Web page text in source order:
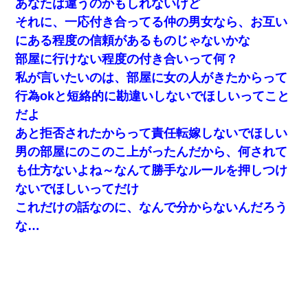
あなたは違うのかもしれないけど
それに、一応付き合ってる仲の男女なら、お互い
にある程度の信頼があるものじゃないかな
部屋に行けない程度の付き合いって何？
私が言いたいのは、部屋に女の人がきたからって
行為okと短絡的に勘違いしないでほしいってこと
だよ
あと拒否されたからって責任転嫁しないでほしい
男の部屋にのこのこ上がったんだから、何されて
も仕方ないよね～なんて勝手なルールを押しつけ
ないでほしいってだけ
これだけの話なのに、なんで分からないんだろう
な…